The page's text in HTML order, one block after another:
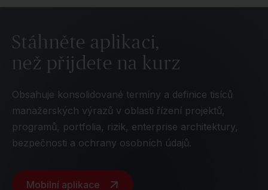
Stáhněte aplikaci,
než přijdete na kurz
Obsahuje konsolidované termíny a definice tisíců
manažerských výrazů v oblasti řízení projektů,
programů, portfolia, rizik, enterprise architektury,
bezpečnosti a ochrany osobních údajů.
Mobilní aplikace